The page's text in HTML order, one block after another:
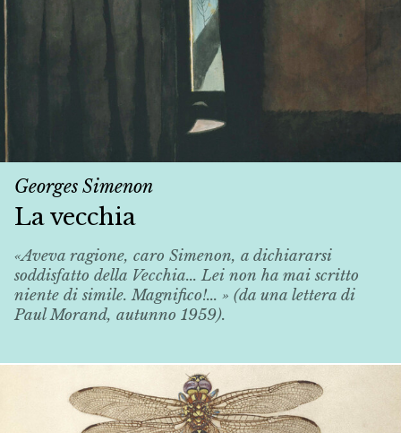
Georges Simenon
La vecchia
«Aveva ragione, caro Simenon, a dichiararsi
soddisfatto della Vecchia... Lei non ha mai scritto
niente di simile. Magnifico!... » (da una lettera di
Paul Morand, autunno 1959).